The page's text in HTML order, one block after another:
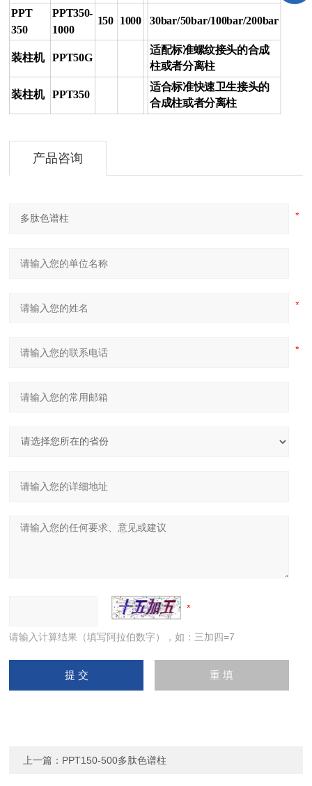
PPT
350
PPT350-
1000
150 1000 30bar/50bar/100bar/200bar
装柱机 PPT50G
适配标准螺纹接头的合成
柱或者分离柱
装柱机 PPT350
适合标准快速卫生接头的
合成柱或者分离柱
产品咨询
请输入计算结果（填写阿拉伯数字），如：三加四=7
上一篇： PPT150-500多肽色谱柱